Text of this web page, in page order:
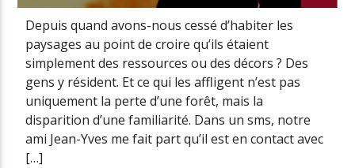
Depuis quand avons-nous cessé d’habiter les
paysages au point de croire qu’ils étaient
simplement des ressources ou des décors ? Des
gens y résident. Et ce qui les affligent n’est pas
uniquement la perte d’une forêt, mais la
disparition d’une familiarité. Dans un sms, notre
ami Jean-Yves me fait part qu’il est en contact avec
[…]